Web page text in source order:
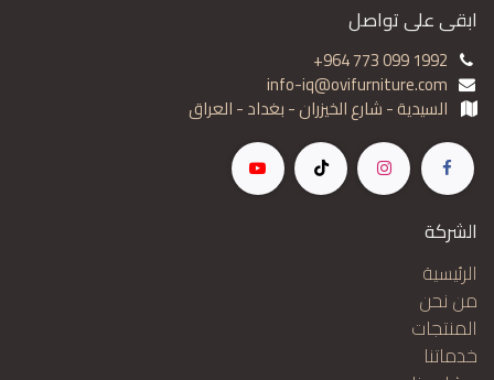
ابقى على تواصل
+964 773 099 1992
info-iq@ovifurniture.com
السيدية - شارع الخيزران - بغداد - العراق
الشركة
الرئيسية
من نحن
المنتجات
خدماتنا